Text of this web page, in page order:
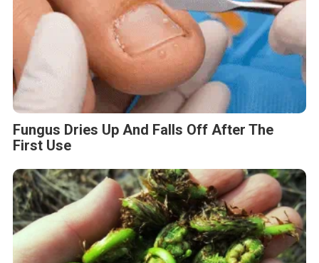
Fungus Dries Up And Falls Off After The
First Use